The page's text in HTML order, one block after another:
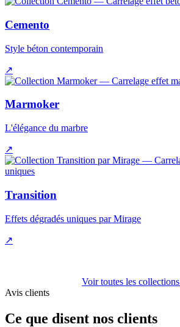
Cemento
Style béton contemporain
↗
Marmoker
L'élégance du marbre
↗
Transition
Effets dégradés uniques par Mirage
↗
Voir toutes les collections
Avis clients
Ce que disent nos clients